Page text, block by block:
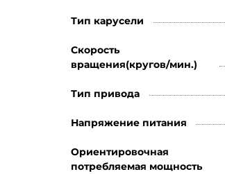
Тип карусели
Скорость
вращения(кругов/мин.)
Тип привода
Напряжение питания
Ориентировочная
потребляемая мощность